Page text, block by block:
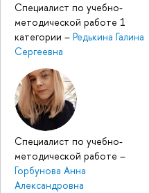
Специалист по учебно-
методической работе 1
категории – Редькина Галина
Сергеевна
Специалист по учебно-
методической работе –
Горбунова Анна
Александровна